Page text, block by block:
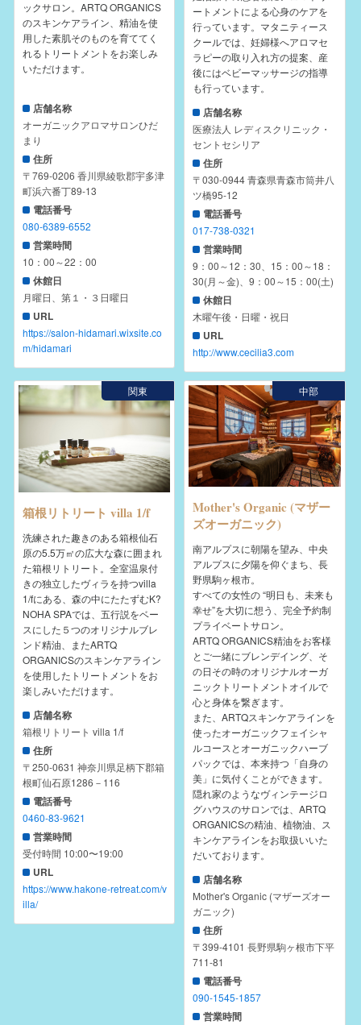
ックサロン。ARTQ ORGANICS
のスキンケアライン、精油を使
用した素肌そのものを育ててく
れるトリートメントをお楽しみ
いただけます。
店舗名称
オーガニックアロマサロンひだ
まり
住所
〒769-0206 香川県綾歌郡宇多津
町浜六番丁89-13
電話番号
080-6389-6552
営業時間
10：00～22：00
休館日
月曜日、第１・３日曜日
URL
https://salon-hidamari.wixsite.co
m/hidamari
ートメントによる心身のケアを
行っています。マタニティース
クールでは、妊婦様へアロマセ
ラピーの取り入れ方の提案、産
後にはベビーマッサージの指導
も行っています。
店舗名称
医療法人 レディスクリニック・
セントセシリア
住所
〒030-0944 青森県青森市筒井八
ツ橋95-12
電話番号
017-738-0321
営業時間
9：00～12：30、15：00～18：
30(月～金)、9：00～15：00(土)
休館日
木曜午後・日曜・祝日
URL
http://www.cecilia3.com
関東
箱根リトリート villa 1/f
洗練された趣きのある箱根仙石
原の5.5万㎡の広大な森に囲まれ
た箱根リトリート。全室温泉付
きの独立したヴィラを持つvilla
1/fにある、森の中にたたずむK?
NOHA SPAでは、五行説をベー
スにした５つのオリジナルブレ
ンド精油、またARTQ
ORGANICSのスキンケアライン
を使用したトリートメントをお
楽しみいただけます。
店舗名称
箱根リトリート villa 1/f
住所
〒250-0631 神奈川県足柄下郡箱
根町仙石原1286－116
電話番号
0460-83-9621
営業時間
受付時間 10:00〜19:00
URL
https://www.hakone-retreat.com/v
illa/
中部
Mother's Organic (マザー
ズオーガニック)
南アルプスに朝陽を望み、中央
アルプスに夕陽を仰ぐまち、長
野県駒ヶ根市。
すべての女性の “明日も、未来も
幸せ”を大切に想う、完全予約制
プライベートサロン。
ARTQ ORGANICS精油をお客様
とご一緒にブレンデイング、そ
の日その時のオリジナルオーガ
ニックトリートメントオイルで
心と身体を繋ぎます。
また、ARTQスキンケアラインを
使ったオーガニックフェイシャ
ルコースとオーガニックハーブ
パックでは、本来持つ「自身の
美」に気付くことができます。
隠れ家のようなヴィンテージロ
グハウスのサロンでは、ARTQ
ORGANICSの精油、植物油、ス
キンケアラインをお取扱いいた
だいております。
店舗名称
Mother's Organic (マザーズオー
ガニック)
住所
〒399-4101 長野県駒ヶ根市下平
711-81
電話番号
090-1545-1857
営業時間